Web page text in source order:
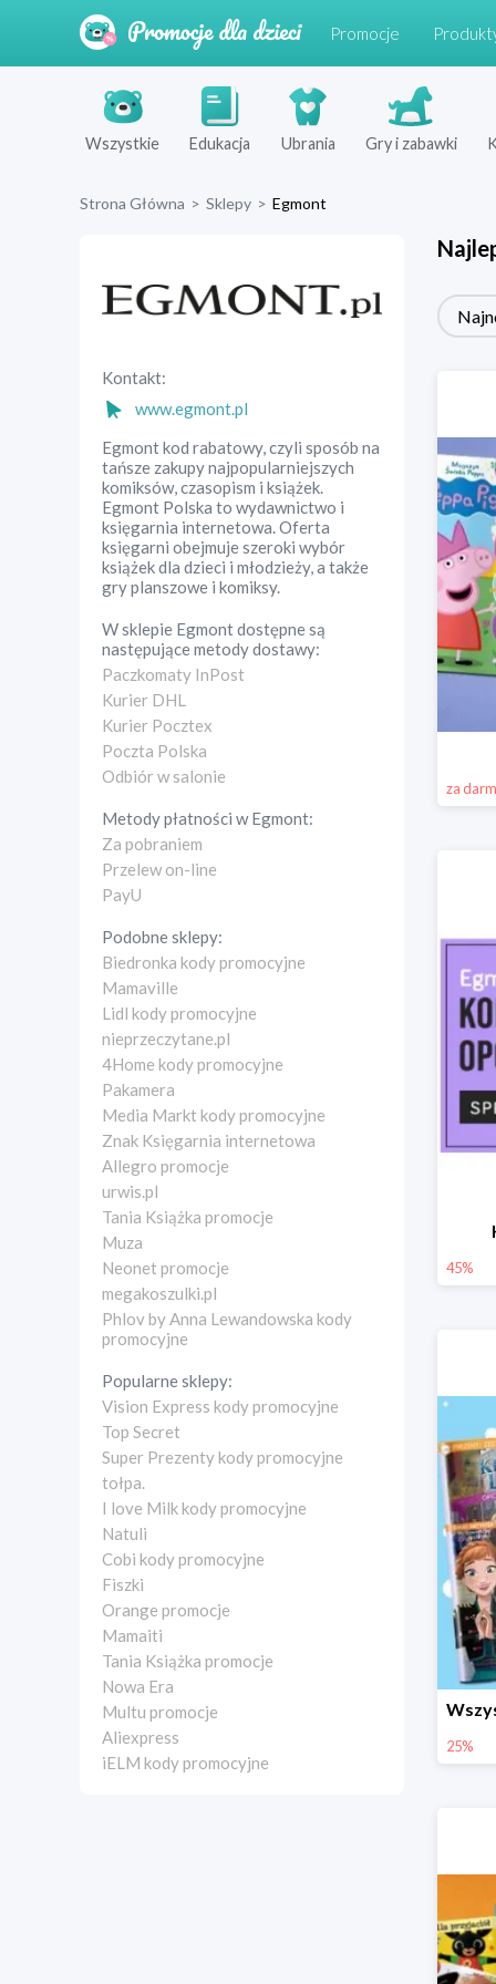
Promocje
Wszystkie Edukacja Ubrania Gry i zabawki
Strona Główna > Sklepy > Egmont
Kontakt:
www.egmont.pl
Egmont kod rabatowy, czyli sposób na
tańsze zakupy najpopularniejszych
komiksów, czasopism i książek.
Egmont Polska to wydawnictwo i
księgarnia internetowa. Oferta
księgarni obejmuje szeroki wybór
książek dla dzieci i młodzieży, a także
gry planszowe i komiksy.
W sklepie Egmontdostępne są
następujące metody dostawy:
Paczkomaty InPost
Kurier DHL
Kurier Pocztex
Poczta Polska
Odbiór w salonie
Metody płatności wEgmont:
Za pobraniem
Przelew on-line
PayU
Podobne sklepy:
Biedronka kody promocyjne
Mamaville
Lidl kody promocyjne
nieprzeczytane.pl
4Home kody promocyjne
Pakamera
Media Markt kody promocyjne
Znak Księgarnia internetowa
Allegro promocje
urwis.pl
Tania Książka promocje
Muza
Neonet promocje
megakoszulki.pl
Phlov by Anna Lewandowska kody
promocyjne
Popularne sklepy:
Vision Express kody promocyjne
Top Secret
Super Prezenty kody promocyjne
tołpa.
I love Milk kody promocyjne
Natuli
Cobi kody promocyjne
Fiszki
Orange promocje
Mamaiti
Tania Książka promocje
Nowa Era
Multu promocje
Aliexpress
iELM kody promocyjne
za
45%
25%